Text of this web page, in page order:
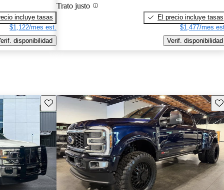
incluye tasas
$1,122/mes est.
disponibilidad
Trato justo
El precio incluye tasas
$1,477/mes
Verif. disponibilidad
Guarda este Aviso